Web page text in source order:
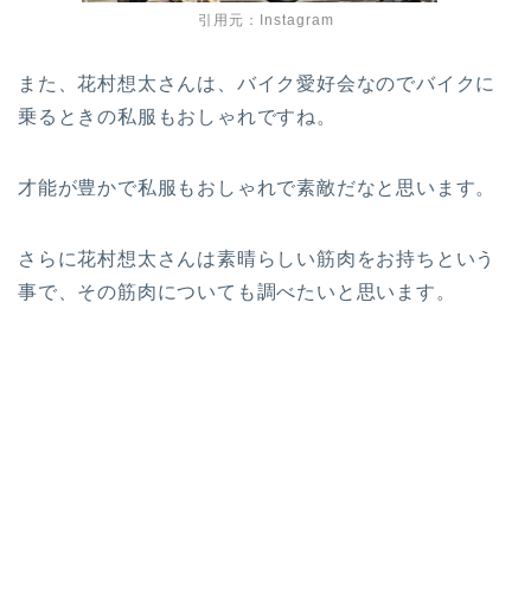
引用元：Instagram
また、花村想太さんは、バイク愛好会なのでバイクに
乗るときの私服もおしゃれですね。
才能が豊かで私服もおしゃれで素敵だなと思います。
さらに花村想太さんは素晴らしい筋肉をお持ちという
事で、その筋肉についても調べたいと思います。